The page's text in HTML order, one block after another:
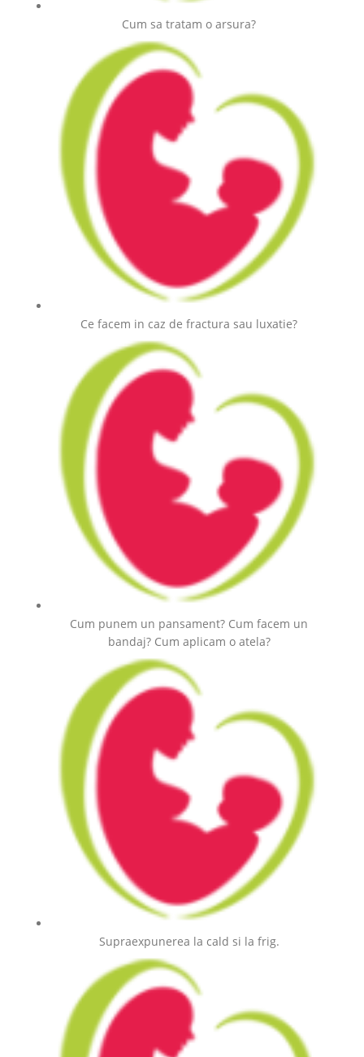
Cum sa tratam o arsura?
Ce facem in caz de fractura sau luxatie?
Cum punem un pansament? Cum facem un
bandaj? Cum aplicam o atela?
Supraexpunerea la cald si la frig.